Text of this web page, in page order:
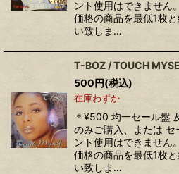
ント使用はできませ
価格の商品を最低1枚
い致しま…
T-BOZ / TOUCH
500円(税込)
在庫わずか
＊¥500 均一セール盤
のみご購入、または セ
ント使用はできませ
価格の商品を最低1枚
い致しま…